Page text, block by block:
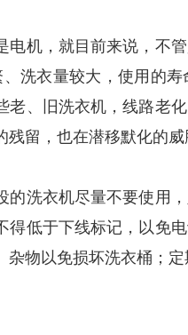
机，就目前来说，不管
洗衣量较大，使用的
老、旧洗衣机，线路老
残留，也在潜移默化的
洗衣机尽量不要使用，
得低于下线标记，以免
杂物以免损坏洗衣桶；